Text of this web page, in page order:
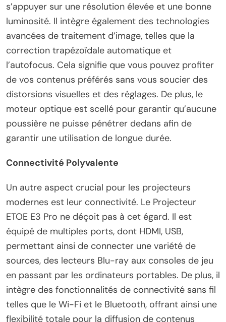
s’appuyer sur une résolution élevée et une bonne
luminosité. Il intègre également des technologies
avancées de traitement d’image, telles que la
correction trapézoïdale automatique et
l’autofocus. Cela signifie que vous pouvez profiter
de vos contenus préférés sans vous soucier des
distorsions visuelles et des réglages. De plus, le
moteur optique est scellé pour garantir qu’aucune
poussière ne puisse pénétrer dedans afin de
garantir une utilisation de longue durée.
Connectivité Polyvalente
Un autre aspect crucial pour les projecteurs
modernes est leur connectivité. Le Projecteur
ETOE E3 Pro ne déçoit pas à cet égard. Il est
équipé de multiples ports, dont HDMI, USB,
permettant ainsi de connecter une variété de
sources, des lecteurs Blu-ray aux consoles de jeu
en passant par les ordinateurs portables. De plus, il
intègre des fonctionnalités de connectivité sans fil
telles que le Wi-Fi et le Bluetooth, offrant ainsi une
flexibilité totale pour la diffusion de contenus